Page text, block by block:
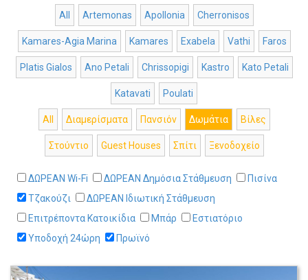
All Artemonas Apollonia Cherronisos
Kamares-Agia Marina Kamares Exabela Vathi Faros
Platis Gialos Ano Petali Chrissopigi Kastro Kato Petali
Katavati Poulati
All Διαμερίσματα Πανσιόν Δωμάτια Βίλες
Στούντιο Guest Houses Σπίτι Ξενοδοχείο
ΔΩΡΕΑΝ Wi-Fi ΔΩΡΕΑΝ Δημόσια Στάθμευση
Πισίνα
Τζακούζι
ΔΩΡΕΑΝ Ιδιωτική Στάθμευση
Επιτρέποντα Κατοικίδια
Μπάρ
Εστιατόριο
Υποδοχή 24ώρη
Πρωϊνό